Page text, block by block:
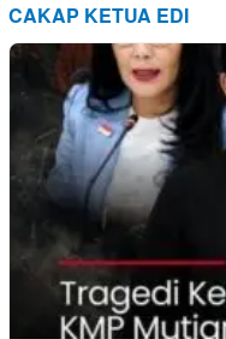
CAKAP KETUA EDI